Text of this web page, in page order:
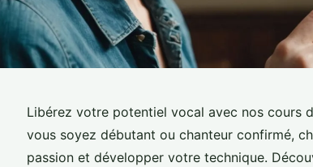
Libérez votre potentiel vocal avec nos cours
vous soyez débutant ou chanteur confirmé,
passion et développer votre technique.